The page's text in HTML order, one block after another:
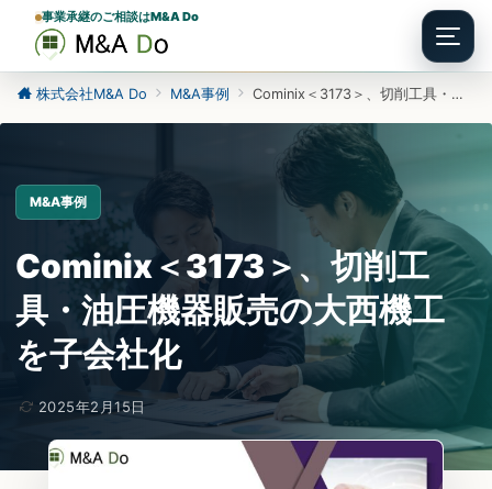
Menu
事業承継のご相談はM&A Do
株式会社M&A Do M&A事例 Cominix＜3173＞、切削工具・油圧機器販売の大西機工を子会社化
M&A事例
Cominix＜3173＞、切削工
具・油圧機器販売の大西機工
を子会社化
2025年2月15日